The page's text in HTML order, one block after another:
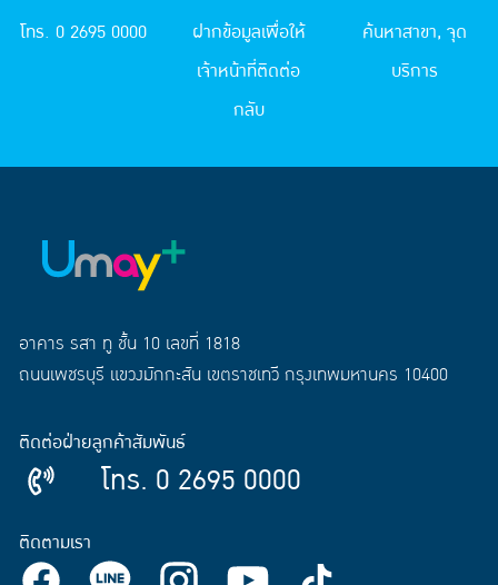
โทร. 0 2695 0000
ฝากข้อมูลเพื่อให้
เจ้าหน้าที่ติดต่อ
กลับ
ค้นหาสาขา, จุด
บริการ
อาคาร รสา ทู ชั้น 10 เลขที่ 1818
ถนนเพชรบุรี แขวงมักกะสัน เขตราชเทวี กรุงเทพมหานคร 10400
ติดต่อฝ่ายลูกค้าสัมพันธ์
โทร. 0 2695 0000
ติดตามเรา